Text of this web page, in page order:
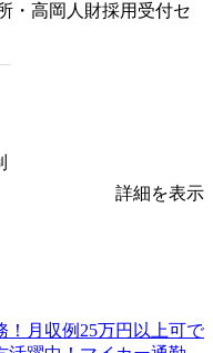
・高岡人財採用受付セ
詳細を表示